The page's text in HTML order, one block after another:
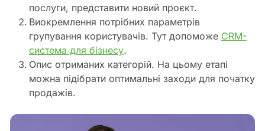
послуги, представити новий проєкт.
Виокремлення потрібних параметрів
групування користувачів. Тут допоможе CRM-
система для бізнесу.
Опис отриманих категорій. На цьому етапі
можна підібрати оптимальні заходи для початку
продажів.